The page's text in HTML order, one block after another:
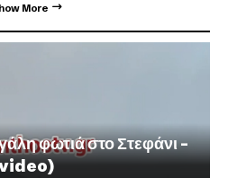
More
φωτιά στο Στεφάνι –
(video)